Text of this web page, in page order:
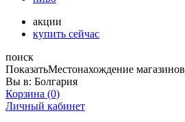
акции
купить сейчас
поиск
ПоказатьМестонахождение магазинов
Вы в: Болгария
Корзина (0)
Личный кабинет